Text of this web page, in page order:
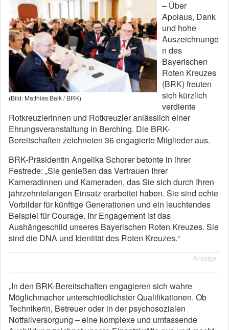
(Bild: Matthias Balk / BRK)
– Über
Applaus, Dank
und hohe
Auszeichnunge
n des
Bayerischen
Roten Kreuzes
(BRK) freuten
sich kürzlich
verdiente
Rotkreuzlerinnen und Rotkreuzler anlässlich einer
Ehrungsveranstaltung in Berching. Die BRK-
Bereitschaften zeichneten 36 engagierte Mitglieder aus.
BRK-Präsidentin Angelika Schorer betonte in ihrer
Festrede: „Sie genießen das Vertrauen Ihrer
Kameradinnen und Kameraden, das Sie sich durch Ihren
jahrzehntelangen Einsatz erarbeitet haben. Sie sind echte
Vorbilder für künftige Generationen und ein leuchtendes
Beispiel für Courage. Ihr Engagement ist das
Aushängeschild unseres Bayerischen Roten Kreuzes. Sie
sind die DNA und Identität des Roten Kreuzes.“
Anzeige
„In den BRK-Bereitschaften engagieren sich wahre
Möglichmacher unterschiedlichster Qualifikationen. Ob
Technikerin, Betreuer oder in der psychosozialen
Notfallversorgung – eine komplexe und umfassende